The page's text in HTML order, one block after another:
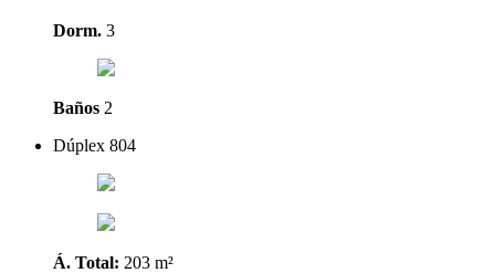
Dorm. 3
Baños 2
Dúplex 804
Á. Total: 203 m²